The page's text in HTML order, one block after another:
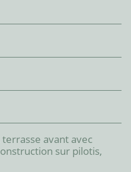
avant avec
sur pilotis,